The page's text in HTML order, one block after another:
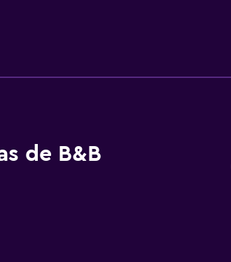
windsurf y submarinismo. Rijksmuseum
Schiphol) está a 18 km.
de B&B